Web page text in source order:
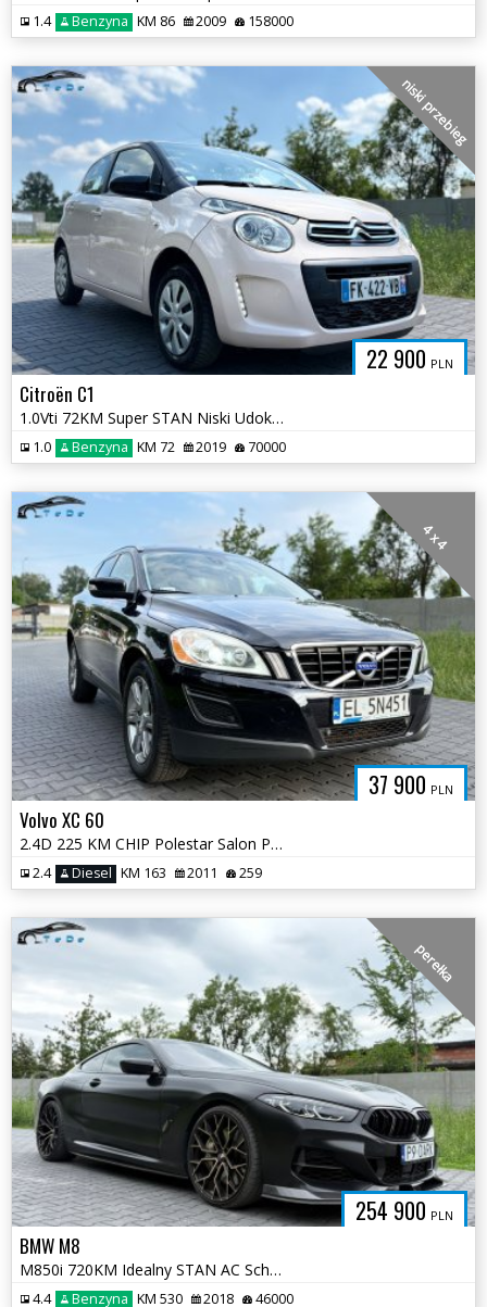
1.4 Benzyna KM 86 2009 158000
22 900 PLN
niski przebieg
Citroën C1
1.0Vti 72KM Super STAN Niski Udok. Przebieg Serwis ASO Klima Tempomat
1.0 Benzyna KM 72 2019 70000
37 900 PLN
4 x 4
Volvo XC 60
2.4D 225 KM CHIP Polestar Salon POLSKA Serwis ASO Summum Opłaty
2.4 Diesel KM 163 2011 259
254 900 PLN
perełka
BMW M8
M850i 720KM Idealny STAN AC Schnitzer Pełna Dokumentacja 2 raporty
4.4 Benzyna KM 530 2018 46000